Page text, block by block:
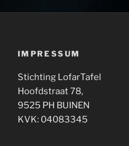
IMPRESSUM
Stichting LofarTafel
Hoofdstraat 78,
9525 PH BUINEN
KVK: 04083345